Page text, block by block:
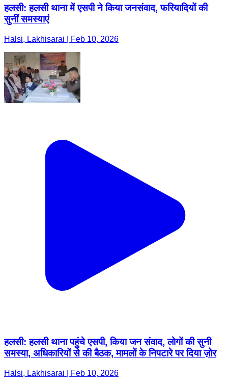
हलसी: हलसी थाना में एसपी ने किया जनसंवाद, फरियादियों की
सुनीं समस्याएं
Halsi, Lakhisarai | Feb 10, 2026
हलसी: हलसी थाना पहुंचे एसपी, किया जन संवाद, लोगों की सुनी
समस्या, अधिकारियों से की बैठक, मामलों के निपटारे पर दिया ज़ोर
Halsi, Lakhisarai | Feb 10, 2026